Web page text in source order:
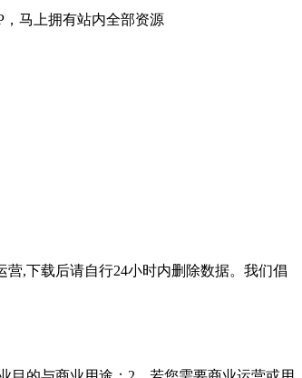
,下载后请自行24小时内删除数据。我们倡